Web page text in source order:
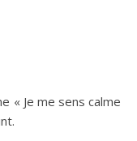
« Je me sens calme